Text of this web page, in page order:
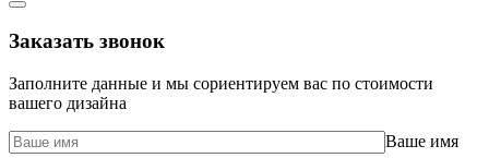
Заказать звонок
Заполните данные и мы сориентируем вас по стоимости
вашего дизайна
Ваше имя